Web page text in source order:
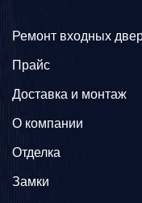
Ремонт входных
Прайс
Доставка и монтаж
О компании
Отделка
Замки